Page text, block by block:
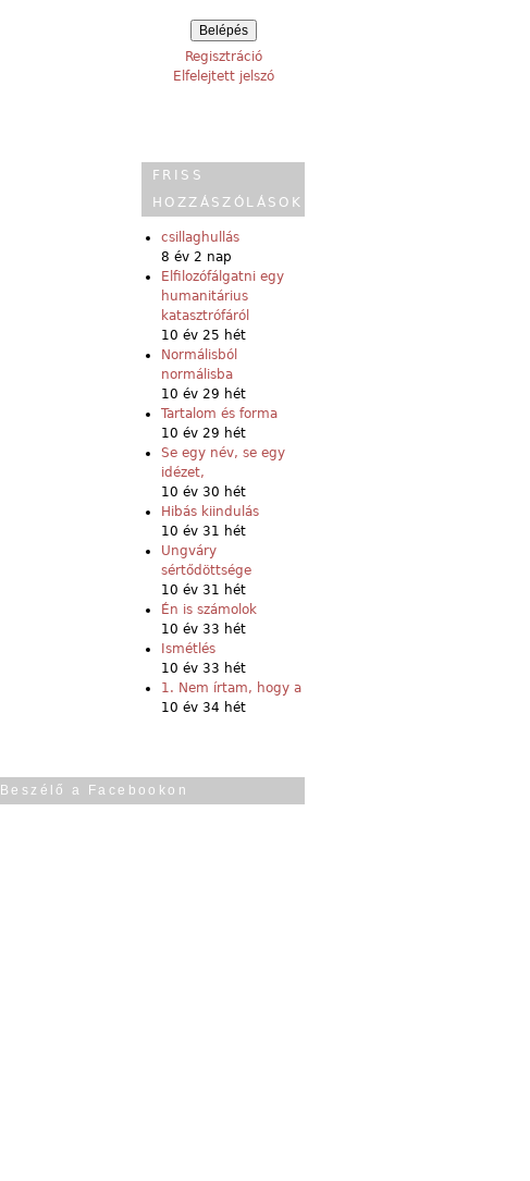
Regisztráció
Elfelejtett jelszó
FRISS
HOZZÁSZÓLÁSOK
csillaghullás
8 év 2 nap
Elfilozófálgatni egy
humanitárius
katasztrófáról
10 év 25 hét
Normálisból
normálisba
10 év 29 hét
Tartalom és forma
10 év 29 hét
Se egy név, se egy
idézet,
10 év 30 hét
Hibás kiindulás
10 év 31 hét
Ungváry
sértődöttsége
10 év 31 hét
Én is számolok
10 év 33 hét
Ismétlés
10 év 33 hét
1. Nem írtam, hogy a
10 év 34 hét
Beszélő a Facebookon